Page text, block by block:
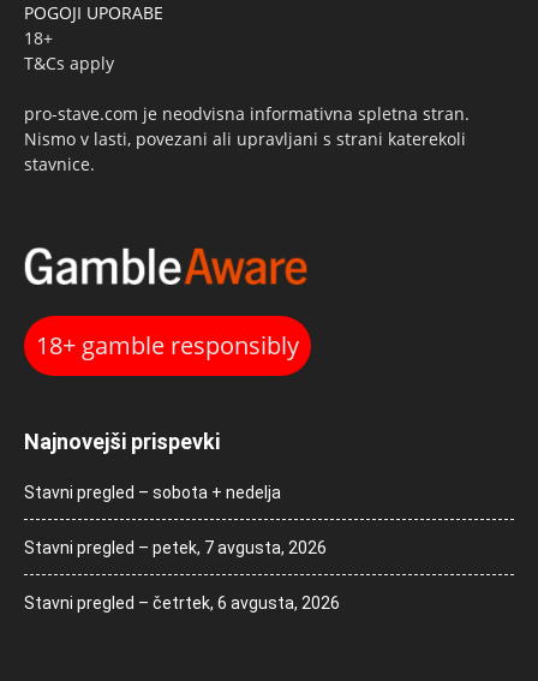
POGOJI UPORABE
18+
T&Cs apply
pro-stave.com je neodvisna informativna spletna stran.
Nismo v lasti, povezani ali upravljani s strani katerekoli
stavnice.
18+ gamble responsibly
Najnovejši prispevki
Stavni pregled – sobota + nedelja
Stavni pregled – petek, 7 avgusta, 2026
Stavni pregled – četrtek, 6 avgusta, 2026